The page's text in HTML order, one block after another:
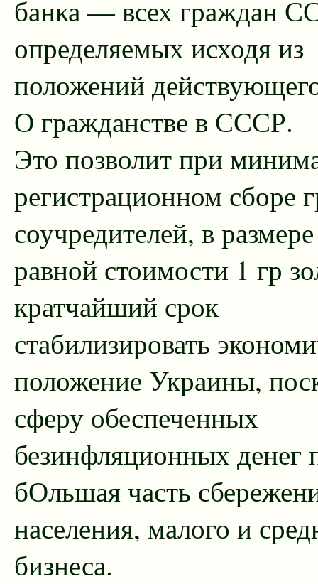
банка — всех граждан
определяемых исходя из
положений
О гражданстве в СССР.
Это позволит при
регистрационном сборе
соучредителей, в
равной стоимости 1 гр
кратчайший срок
стабилизировать
положение Украины,
сферу обеспеченных
безинфляционных денег
бОльшая часть
населения, малого и
бизнеса.